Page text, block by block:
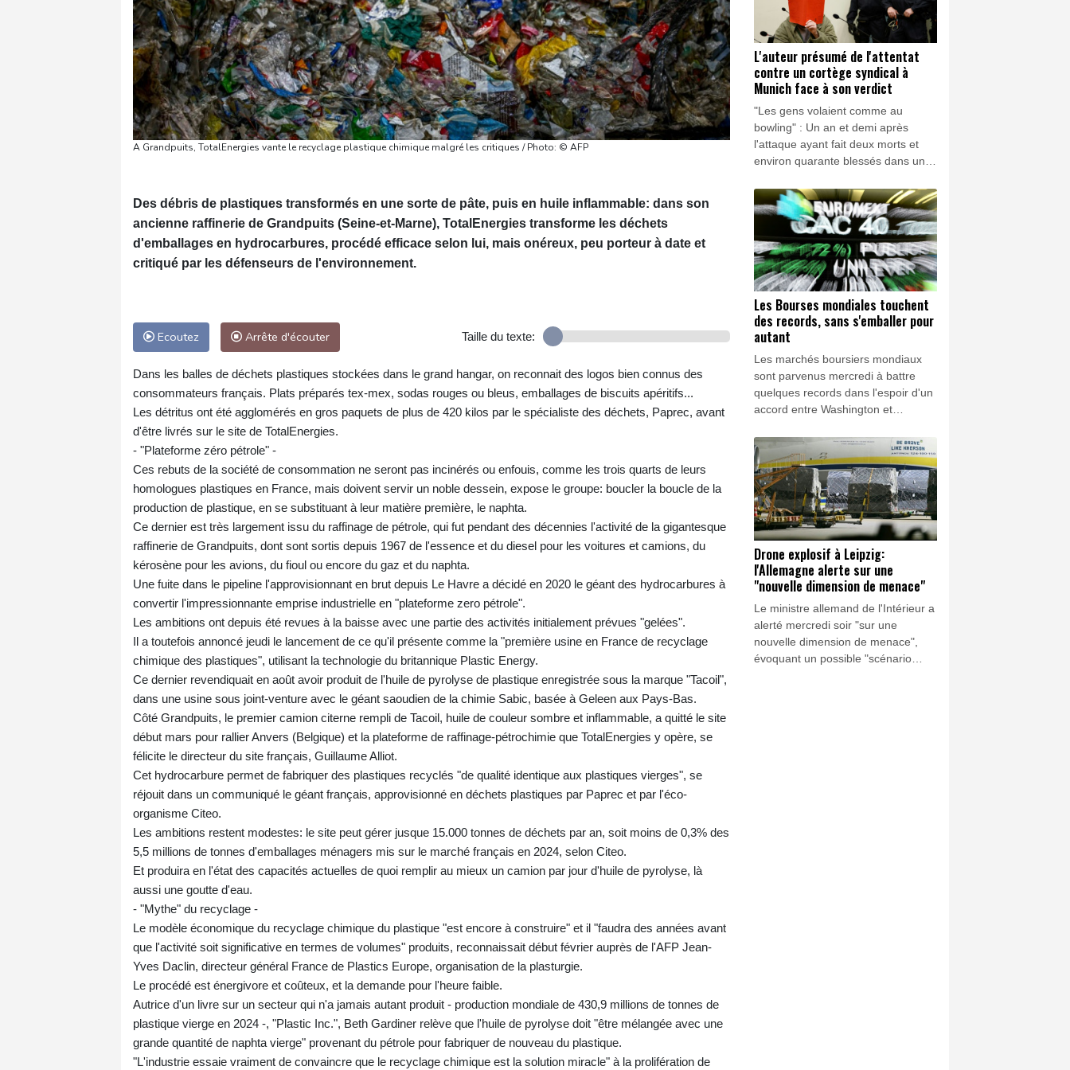
A Grandpuits, TotalEnergies vante le recyclage plastique chimique malgré les critiques / Photo: © AFP
Des débris de plastiques transformés en une sorte de pâte, puis en huile inflammable: dans son
ancienne raffinerie de Grandpuits (Seine-et-Marne), TotalEnergies transforme les déchets
d'emballages en hydrocarbures, procédé efficace selon lui, mais onéreux, peu porteur à date et
critiqué par les défenseurs de l'environnement.
Ecoutez Arrête d'écouter Taille du texte:
Dans les balles de déchets plastiques stockées dans le grand hangar, on reconnait des logos bien connus des
consommateurs français. Plats préparés tex-mex, sodas rouges ou bleus, emballages de biscuits apéritifs...
Les détritus ont été agglomérés en gros paquets de plus de 420 kilos par le spécialiste des déchets, Paprec, avant
d'être livrés sur le site de TotalEnergies.
- "Plateforme zéro pétrole" -
Ces rebuts de la société de consommation ne seront pas incinérés ou enfouis, comme les trois quarts de leurs
homologues plastiques en France, mais doivent servir un noble dessein, expose le groupe: boucler la boucle de la
production de plastique, en se substituant à leur matière première, le naphta.
Ce dernier est très largement issu du raffinage de pétrole, qui fut pendant des décennies l'activité de la gigantesque
raffinerie de Grandpuits, dont sont sortis depuis 1967 de l'essence et du diesel pour les voitures et camions, du
kérosène pour les avions, du fioul ou encore du gaz et du naphta.
Une fuite dans le pipeline l'approvisionnant en brut depuis Le Havre a décidé en 2020 le géant des hydrocarbures à
convertir l'impressionnante emprise industrielle en "plateforme zero pétrole".
Les ambitions ont depuis été revues à la baisse avec une partie des activités initialement prévues "gelées".
Il a toutefois annoncé jeudi le lancement de ce qu'il présente comme la "première usine en France de recyclage
chimique des plastiques", utilisant la technologie du britannique Plastic Energy.
Ce dernier revendiquait en août avoir produit de l'huile de pyrolyse de plastique enregistrée sous la marque "Tacoil",
dans une usine sous joint-venture avec le géant saoudien de la chimie Sabic, basée à Geleen aux Pays-Bas.
Côté Grandpuits, le premier camion citerne rempli de Tacoil, huile de couleur sombre et inflammable, a quitté le site
début mars pour rallier Anvers (Belgique) et la plateforme de raffinage-pétrochimie que TotalEnergies y opère, se
félicite le directeur du site français, Guillaume Alliot.
Cet hydrocarbure permet de fabriquer des plastiques recyclés "de qualité identique aux plastiques vierges", se
réjouit dans un communiqué le géant français, approvisionné en déchets plastiques par Paprec et par l'éco-
organisme Citeo.
Les ambitions restent modestes: le site peut gérer jusque 15.000 tonnes de déchets par an, soit moins de 0,3% des
5,5 millions de tonnes d'emballages ménagers mis sur le marché français en 2024, selon Citeo.
Et produira en l'état des capacités actuelles de quoi remplir au mieux un camion par jour d'huile de pyrolyse, là
aussi une goutte d'eau.
- "Mythe" du recyclage -
Le modèle économique du recyclage chimique du plastique "est encore à construire" et il "faudra des années avant
que l'activité soit significative en termes de volumes" produits, reconnaissait début février auprès de l'AFP Jean-
Yves Daclin, directeur général France de Plastics Europe, organisation de la plasturgie.
Le procédé est énergivore et coûteux, et la demande pour l'heure faible.
Autrice d'un livre sur un secteur qui n'a jamais autant produit - production mondiale de 430,9 millions de tonnes de
plastique vierge en 2024 -, "Plastic Inc.", Beth Gardiner relève que l'huile de pyrolyse doit "être mélangée avec une
grande quantité de naphta vierge" provenant du pétrole pour fabriquer de nouveau du plastique.
"L'industrie essaie vraiment de convaincre que le recyclage chimique est la solution miracle" à la prolifération de
L'auteur présumé de l'attentat
contre un cortège syndical à
Munich face à son verdict
"Les gens volaient comme au
bowling" : Un an et demi après
l'attaque ayant fait deux morts et
environ quarante blessés dans un
Munich, l'accusé, un réfugié afghan,
doit connaître jeudi son verdict.
Les Bourses mondiales touchent
des records, sans s'emballer pour
autant
Les marchés boursiers mondiaux
sont parvenus mercredi à battre
quelques records dans l'espoir d'un
accord entre Washington et
détroit d'Ormuz, mais la dynamique
haussière des derniers jours montre
des signes d'essoufflement.
Drone explosif à Leipzig:
l'Allemagne alerte sur une
"nouvelle dimension de menace"
Le ministre allemand de l'Intérieur a
alerté mercredi soir "sur une
nouvelle dimension de menace",
évoquant un possible "scénario